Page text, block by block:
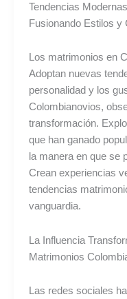
Tendencias
Fusionando Estilos y
Los matrimonios en
Adoptan nuevas
personalidad y los
Colombianovios,
transformación.
que han ganado
la manera en que se
Crean experiencias
tendencias
vanguardia.
La Influencia
Matrimonios
Las redes sociales